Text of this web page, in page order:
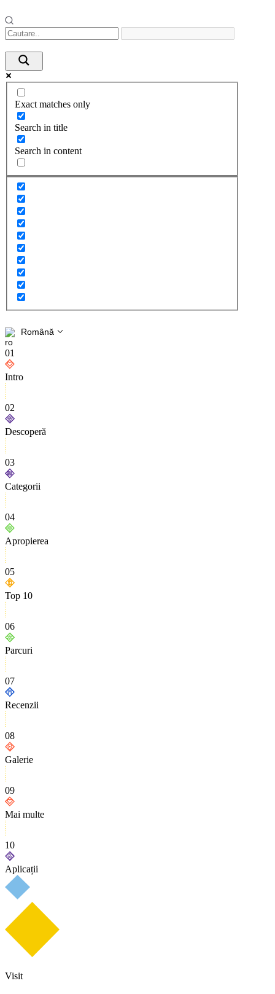
Exact matches only
Search in title
Search in content
Română
01
Intro
02
Descoperă
03
Categorii
04
Apropierea
05
Top 10
06
Parcuri
07
Recenzii
08
Galerie
09
Mai multe
10
Aplicații
Visit